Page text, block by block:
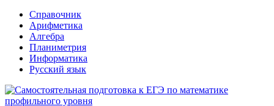
Справочник
Арифметика
Алгебра
Планиметрия
Информатика
Русский язык